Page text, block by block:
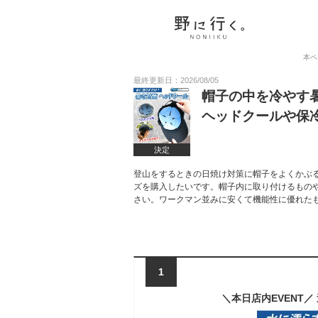
本
最終更新日：2026/08/05
決定
帽子の中を冷やす
ヘッドクールや保
登山をするときの日焼け対策に帽子をよくか
ズを購入したいです。帽子内に取り付けるも
さい。ワークマン並みに安くて機能性に優れた
1